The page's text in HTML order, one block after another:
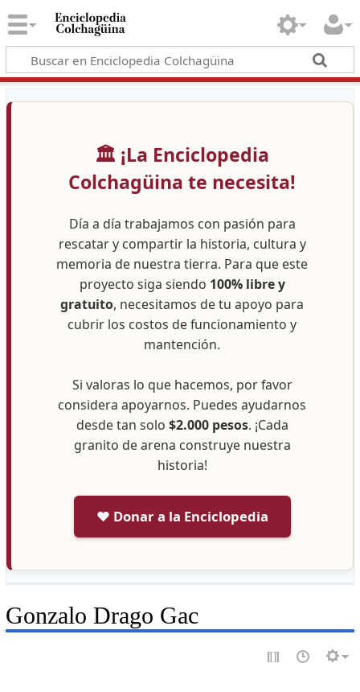
🏛️ ¡La Enciclopedia
Colchagüina te necesita!
Día a día trabajamos con pasión para
rescatar y compartir la historia, cultura y
memoria de nuestra tierra. Para que este
proyecto siga siendo 100% libre y
gratuito, necesitamos de tu apoyo para
cubrir los costos de funcionamiento y
mantención.
Si valoras lo que hacemos, por favor
considera apoyarnos. Puedes ayudarnos
desde tan solo $2.000 pesos. ¡Cada
granito de arena construye nuestra
historia!
❤️ Donar a la Enciclopedia
Gonzalo Drago Gac